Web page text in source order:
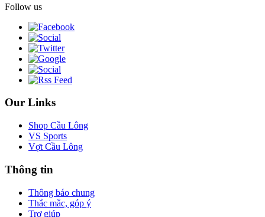
Follow us
Our Links
Shop Cầu Lông
VS Sports
Vợt Cầu Lông
Thông tin
Thông báo chung
Thắc mắc, góp ý
Trợ giúp